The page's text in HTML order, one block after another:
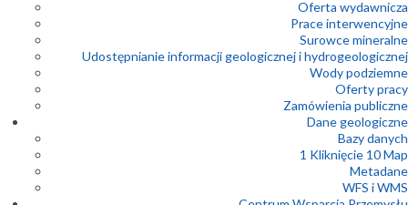
Oferta wydawnicza
Prace interwencyjne
Surowce mineralne
Udostępnianie informacji geologicznej i hydrogeologicznej
Wody podziemne
Oferty pracy
Zamówienia publiczne
Dane geologiczne
Bazy danych
1 Kliknięcie 10 Map
Metadane
WFS i WMS